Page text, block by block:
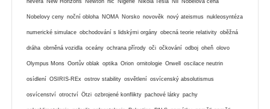
Nobelovy ceny noční obloha NOMA Norsko novověk nový ateismus nukleosyntéza
numerické simulace obchodování s lidskými orgány obecná teorie relativity oběžná
dráha obrněná vozidla oceány ochrana přírody oči očkování odboj oheň olovo
Olympus Mons Oortův oblak optika Orion ornitologie Orwell oscilace neutrin
osídlení OSIRIS-REx ostrov stability osvětlení osvícenský absolutismus
osvícenství otroctví Ötzi ozbrojené konflikty pachové látky pachy